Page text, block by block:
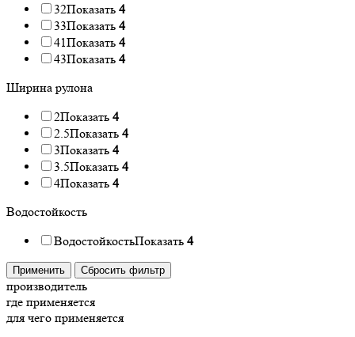
32Показать 4
33Показать 4
41Показать 4
43Показать 4
Ширина рулона
2Показать 4
2.5Показать 4
3Показать 4
3.5Показать 4
4Показать 4
Водостойкость
ВодостойкостьПоказать 4
Применить Сбросить фильтр
производитель
где применяется
для чего применяется